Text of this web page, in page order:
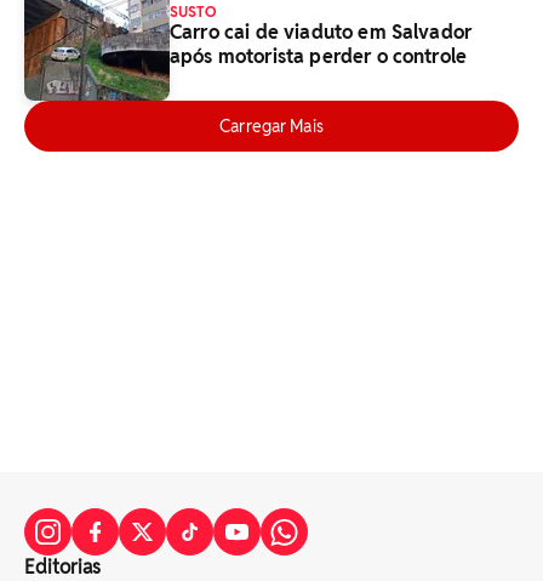
SUSTO
Carro cai de viaduto em Salvador
após motorista perder o controle
Carregar Mais
Editorias